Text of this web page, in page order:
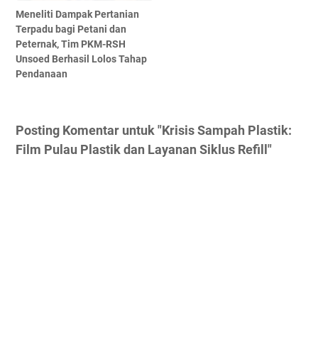
Meneliti Dampak Pertanian
Terpadu bagi Petani dan
Peternak, Tim PKM-RSH
Unsoed Berhasil Lolos Tahap
Pendanaan
Posting Komentar untuk "Krisis Sampah Plastik:
Film Pulau Plastik dan Layanan Siklus Refill"